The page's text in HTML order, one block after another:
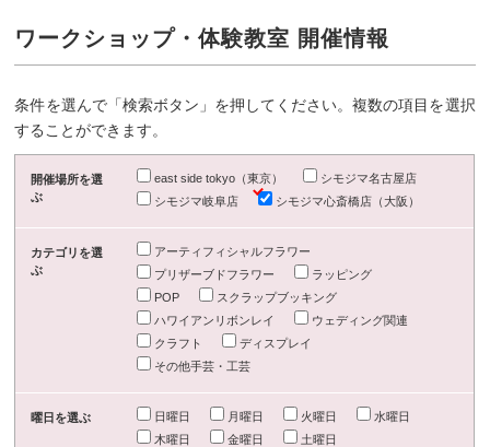
ワークショップ・体験教室 開催情報
条件を選んで「検索ボタン」を押してください。複数の項目を選択
することができます。
開催場所を選
ぶ
east side tokyo（東京）
シモジマ名古屋店
シモジマ岐阜店
シモジマ心斎橋店（大阪）
カテゴリを選
ぶ
アーティフィシャルフラワー
プリザーブドフラワー
ラッピング
POP
スクラップブッキング
ハワイアンリボンレイ
ウェディング関連
クラフト
ディスプレイ
その他手芸・工芸
曜日を選ぶ 日曜日 月曜日 火曜日
水曜日
木曜日
金曜日 土曜日